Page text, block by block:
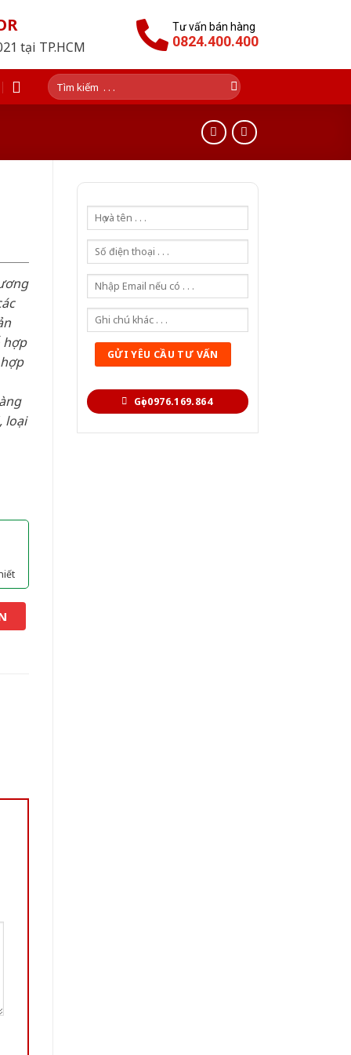
tại TP.HCM
Tư vấn bán hàng
0824.400.400
Tìm
kiếm:
Gọi 0976.169.864
hợp
loại